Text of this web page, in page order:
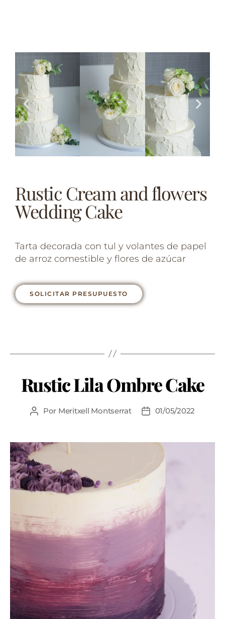
Rustic Cream and flowers
Wedding Cake
Tarta decorada con tul y volantes de papel
de arroz comestible y flores de azúcar
SOLICITAR PRESUPUESTO
Rustic Lila Ombre Cake
Por Meritxell Montserrat 01/05/2022